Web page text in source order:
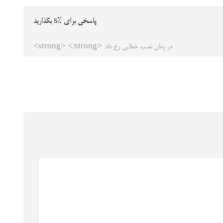
پاسخی برای %s بگذارید
در زمان نصب خطایی رخ داد: <strong> </strong>